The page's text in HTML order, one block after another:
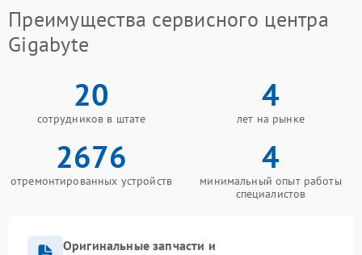
Преимущества сервисного центра
Gigabyte
20
сотрудников в штате
4
лет на рынке
2676
отремонтированных устройств
4
минимальный опыт работы
специалистов
Оригинальные запчасти и